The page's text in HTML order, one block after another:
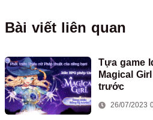
Bài viết liên quan
Tựa game
Magical
trước
26/07/2023